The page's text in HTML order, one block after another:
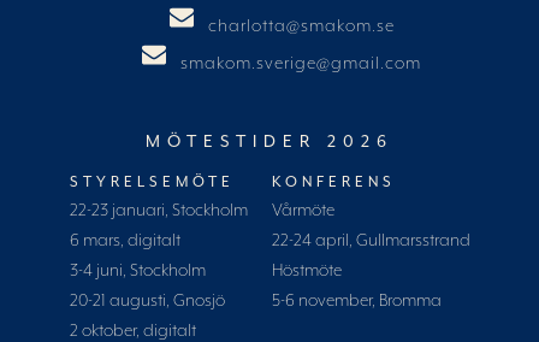
charlotta@smakom.se
smakom.sverige@gmail.com
MÖTESTIDER 2026
STYRELSEMÖTE
22-23 januari, Stockholm
6 mars, digitalt
3-4 juni, Stockholm
20-21 augusti, Gnosjö
2 oktober, digitalt
KONFERENS
Vårmöte
22-24 april, Gullmarsstrand
Höstmöte
5-6 november, Bromma